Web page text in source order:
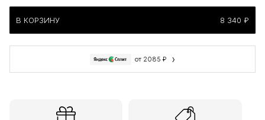
В КОРЗИНУ 8 340 ₽
от 2085 ₽ ›